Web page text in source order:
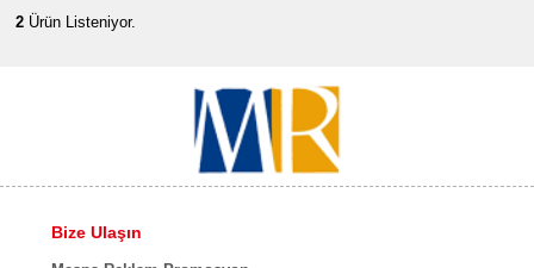
2Ürün Listeniyor.
Bize Ulaşın